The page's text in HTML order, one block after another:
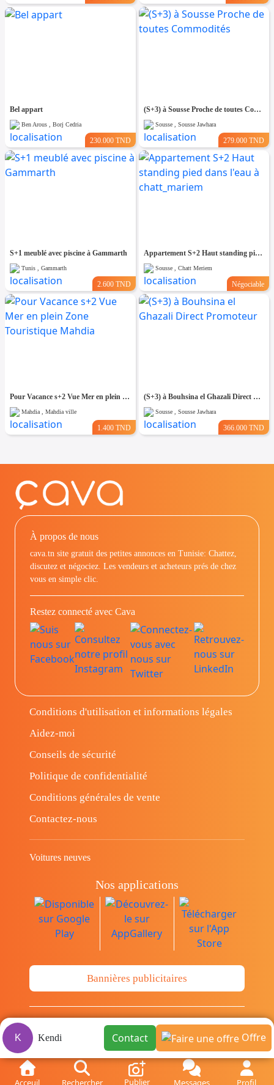
Acceuil Rechercher Publier Messages Profil
Bel appart
Ben Arous , Borj Cedria
230.000 TND
(S+3) à Sousse Proche de toutes Commodités
Sousse , Sousse Jawhara
279.000 TND
S+1 meublé avec piscine à Gammarth
Tunis , Gammarth
2.600 TND
Appartement S+2 Haut standing pied dans l'eau à chatt_mariem
Sousse , Chatt Meriem
Négociable
Pour Vacance s+2 Vue Mer en plein Zone Touristique Mahdia
Mahdia , Mahdia ville
1.400 TND
(S+3) à Bouhsina el Ghazali Direct Promoteur
Sousse , Sousse Jawhara
366.000 TND
K Kendi Contact Offre
À propos de nous
cava.tn site gratuit des petites annonces en Tunisie: Chattez,
discutez et négociez. Les vendeurs et acheteurs prés de chez
vous en simple clic.
Restez connecté avec Cava
Conditions d'utilisation et informations légales
Aidez-moi
Conseils de sécurité
Politique de confidentialité
Conditions générales de vente
Contactez-nous
Voitures neuves
Nos applications
Bannières publicitaires
© Copyright 2014-2026 Cava.tn Limited Tous
les droits sont réservés.